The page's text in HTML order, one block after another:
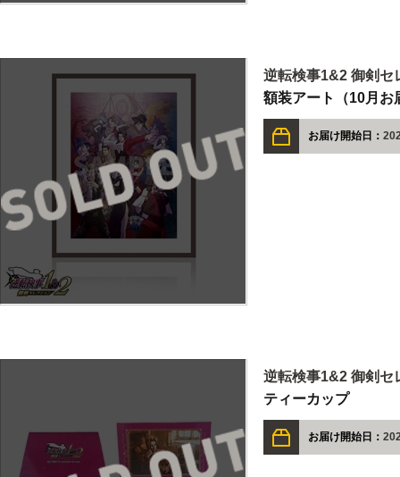
逆転検事1&2 御剣セ
額装アート（10月お
お届け開始日：
逆転検事1&2 御剣セ
ティーカップ
お届け開始日：